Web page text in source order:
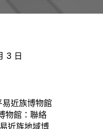
3 日
近族博物館
物館：聯絡
近族地域博